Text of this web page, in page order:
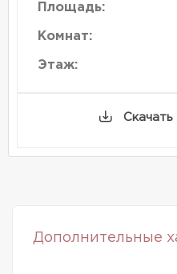
Площадь:
Комнат:
Этаж:
Дополнительные